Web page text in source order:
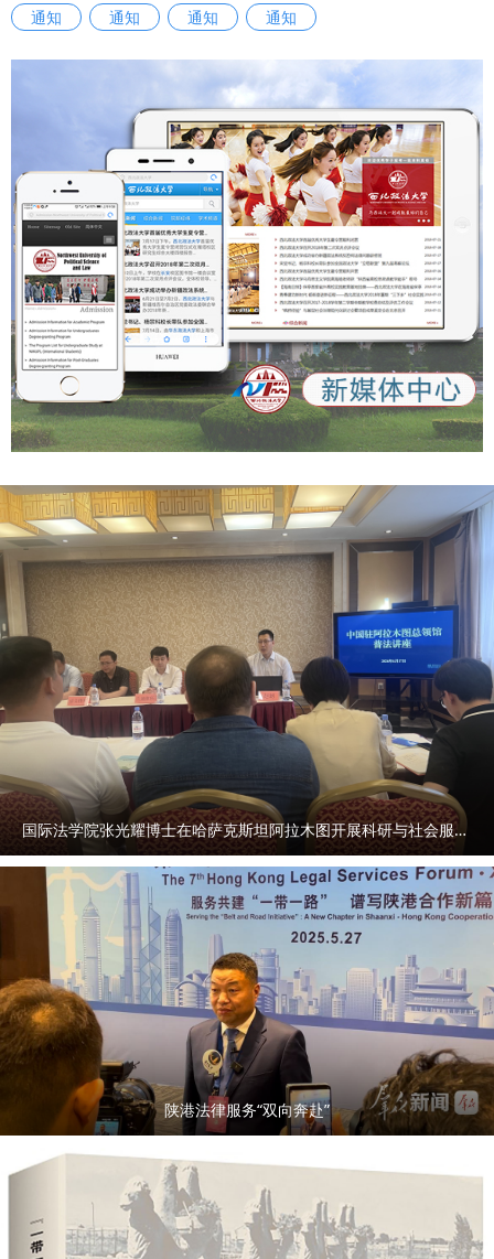
通知
通知 通知 通知
国际法学院张光耀博士在哈萨克斯坦阿拉木图开展科研与社会服务活动
陕港法律服务“双向奔赴”